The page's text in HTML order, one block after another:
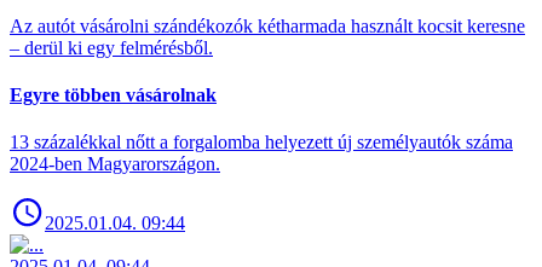
Az autót vásárolni szándékozók kétharmada használt kocsit keresne
– derül ki egy felmérésből.
Egyre többen vásárolnak
13 százalékkal nőtt a forgalomba helyezett új személyautók száma
2024-ben Magyarországon.
2025.01.04. 09:44